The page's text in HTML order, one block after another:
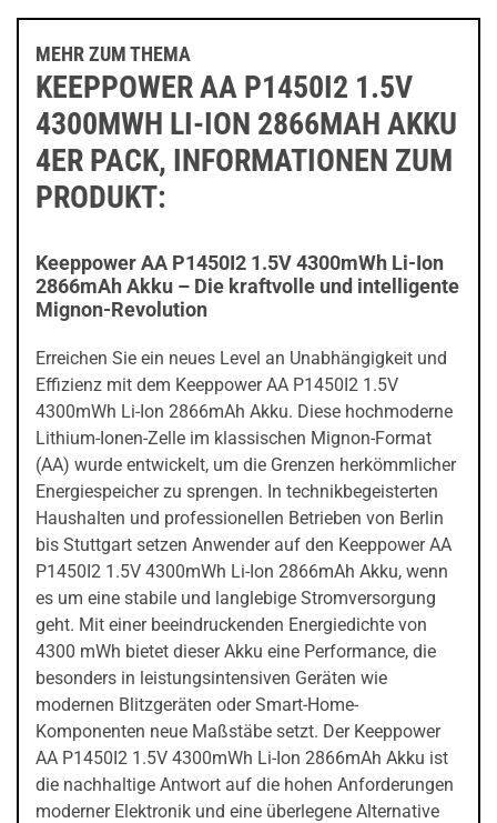
MEHR ZUM THEMA
KEEPPOWER AA P1450I2 1.5V
4300MWH LI-ION 2866MAH AKKU
4ER PACK, INFORMATIONEN ZUM
PRODUKT:
Keeppower AA P1450I2 1.5V 4300mWh Li-Ion
2866mAh Akku – Die kraftvolle und intelligente
Mignon-Revolution
Erreichen Sie ein neues Level an Unabhängigkeit und
Effizienz mit dem Keeppower AA P1450I2 1.5V
4300mWh Li-Ion 2866mAh Akku. Diese hochmoderne
Lithium-Ionen-Zelle im klassischen Mignon-Format
(AA) wurde entwickelt, um die Grenzen herkömmlicher
Energiespeicher zu sprengen. In technikbegeisterten
Haushalten und professionellen Betrieben von Berlin
bis Stuttgart setzen Anwender auf den Keeppower AA
P1450I2 1.5V 4300mWh Li-Ion 2866mAh Akku, wenn
es um eine stabile und langlebige Stromversorgung
geht. Mit einer beeindruckenden Energiedichte von
4300 mWh bietet dieser Akku eine Performance, die
besonders in leistungsintensiven Geräten wie
modernen Blitzgeräten oder Smart-Home-
Komponenten neue Maßstäbe setzt. Der Keeppower
AA P1450I2 1.5V 4300mWh Li-Ion 2866mAh Akku ist
die nachhaltige Antwort auf die hohen Anforderungen
moderner Elektronik und eine überlegene Alternative